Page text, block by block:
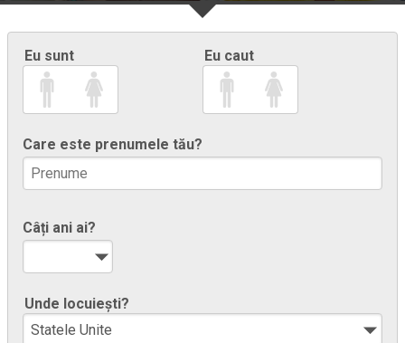
Eu sunt Eu caut
Care este prenumele tău?
Câți ani ai?
Unde locuiești?